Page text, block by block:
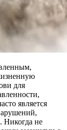
для
является
Никогда не